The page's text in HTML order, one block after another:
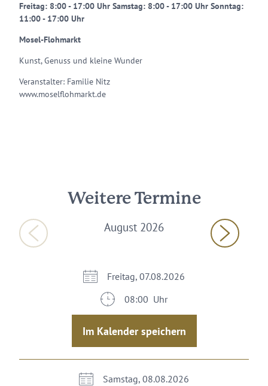
Freitag: 8:00 - 17:00 Uhr Samstag: 8:00 - 17:00 Uhr Sonntag:
11:00 - 17:00 Uhr
Mosel-Flohmarkt
Kunst, Genuss und kleine Wunder
Veranstalter: Familie Nitz
www.moselflohmarkt.de
Weitere Termine
August 2026
Freitag, 07.08.2026
08:00 Uhr
Im Kalender speichern
Samstag, 08.08.2026